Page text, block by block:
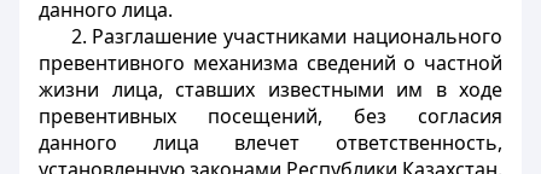
данного лица.
2. Разглашение участниками национального
превентивного механизма сведений о частной
жизни лица, ставших известными им в ходе
превентивных посещений, без согласия
данного лица влечет ответственность,